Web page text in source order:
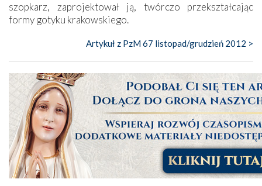
szopkarz, zaprojektował ją, twórczo przekształcając
formy gotyku krakowskiego.
Artykuł z PzM 67 listopad/grudzień 2012 >